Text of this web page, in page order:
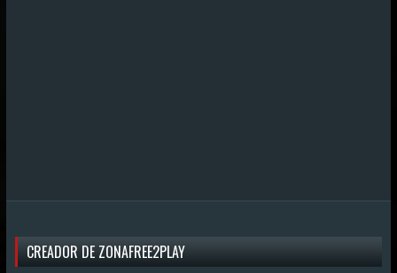
CREADOR DE ZONAFREE2PLAY